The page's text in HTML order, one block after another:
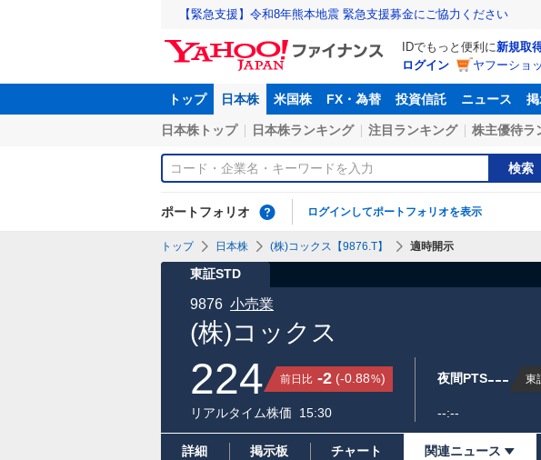
【緊急支援】令和8年熊本地震 緊急支援募金にご協力ください
IDでもっと便利に新規取
ログイン
ヤフーショ
トップ 日本株 米国株 FX・為替 投資信託 ニュース
日本株トップ 日本株ランキング 注目ランキング 株主優待ラ
検索
ポートフォリオ ログインしてポートフォリオを表示
トップ 日本株 (株)コックス【9876.T】 適時開示
東証STD
(株)コックス
9876 小売業
224 前日比 -2 (-0.88%)
リアルタイム株価 15:30
夜間PTS--- 東
--:--
詳細 掲示板 チャート 関連ニュース